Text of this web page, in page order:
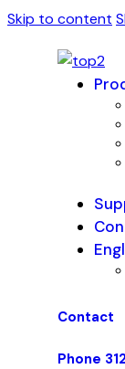
Skip to content
Contact
Phone